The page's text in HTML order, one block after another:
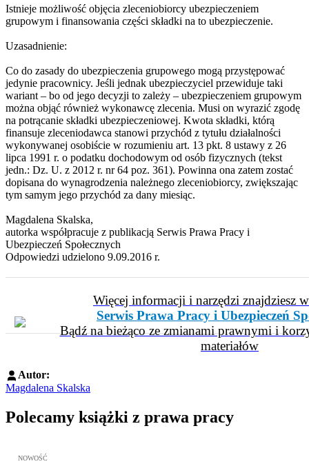
Istnieje możliwość objęcia zleceniobiorcy ubezpieczeniem
grupowym i finansowania części składki na to ubezpieczenie.
Uzasadnienie:
Co do zasady do ubezpieczenia grupowego mogą przystępować
jedynie pracownicy. Jeśli jednak ubezpieczyciel przewiduje taki
wariant – bo od jego decyzji to zależy – ubezpieczeniem grupowym
można objąć również wykonawcę zlecenia. Musi on wyrazić zgodę
na potrącanie składki ubezpieczeniowej. Kwota składki, którą
finansuje zleceniodawca stanowi przychód z tytułu działalności
wykonywanej osobiście w rozumieniu art. 13 pkt. 8 ustawy z 26
lipca 1991 r. o podatku dochodowym od osób fizycznych (tekst
jedn.: Dz. U. z 2012 r. nr 64 poz. 361). Powinna ona zatem zostać
dopisana do wynagrodzenia należnego zleceniobiorcy, zwiększając
tym samym jego przychód za dany miesiąc.
Magdalena Skalska,
autorka współpracuje z publikacją Serwis Prawa Pracy i
Ubezpieczeń Społecznych
Odpowiedzi udzielono 9.09.2016 r.
Więcej informacji i narzędzi znajdziesz
Serwis Prawa Pracy i Ubezpieczeń
Bądź na bieżąco ze zmianami prawnymi i
materiałów
Autor:
Magdalena Skalska
Polecamy książki z prawa pracy
Przejdź do: Meritum Prawo Pracy 2026, Kazimierz Jaśkowski -
NOWOŚĆ